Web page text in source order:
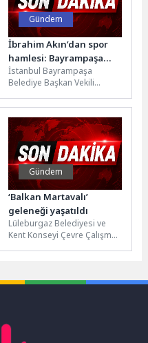
Gündem
İbrahim Akın’dan spor
hamlesi: Bayrampaşa
Spor Tesisleri için
yatırım protokolü
imzalandı
İstanbul Bayrampaşa
Belediye Başkan Vekili
altyapısını güçlendirecek
önemli bir yatırım için...
Gündem
‘Balkan Martavalı’
geleneği yaşatıldı
Lüleburgaz Belediyesi ve
Kent Konseyi Çevre Çalışma